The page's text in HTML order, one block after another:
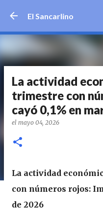
El Sancarlino
La actividad
trimestre con
cayó 0,1% en
el mayo 04, 2026
La actividad
con números rojos:
de 2026